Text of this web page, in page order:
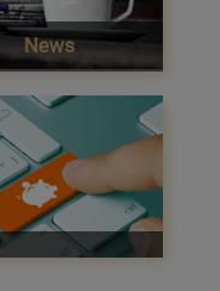
News